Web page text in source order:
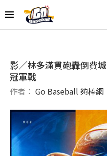
影／林多滿貫砲轟倒費
冠軍戰
作者： Go Baseball 夠棒網